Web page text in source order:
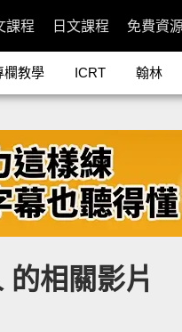
課程 日文課程 免費資源
欄教學 ICRT 翰林
相關影片